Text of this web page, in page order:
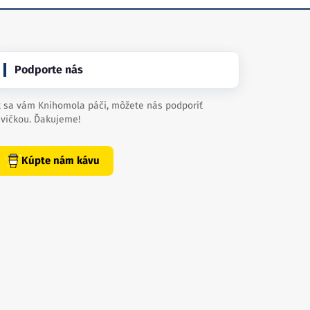
Podporte nás
sa vám Knihomola páči, môžete nás podporiť
Ďakujeme!
Kúpte nám kávu